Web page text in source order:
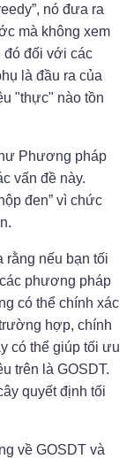
nó đưa ra
mà không xem
đó đối với các
là đầu ra của
"thực" nào tồn
Phương pháp
vấn đề này.
đen” vì chức
rằng nếu bạn tối
phương pháp
có thể chính xác
hợp, chính
có thể giúp tối ưu
trên là GOSDT.
quyết định tối
về GOSDT và